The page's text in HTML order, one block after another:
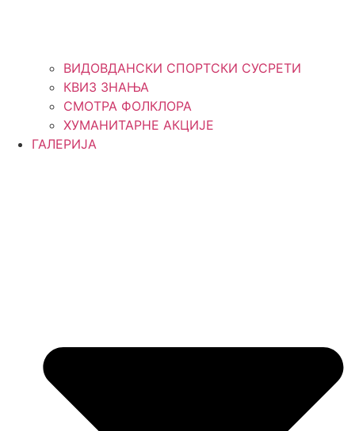
ВИДОВДАНСКИ СПОРТСКИ СУСРЕТИ
КВИЗ ЗНАЊА
СМОТРА ФОЛКЛОРА
ХУМАНИТАРНЕ АКЦИЈЕ
ГАЛЕРИЈА